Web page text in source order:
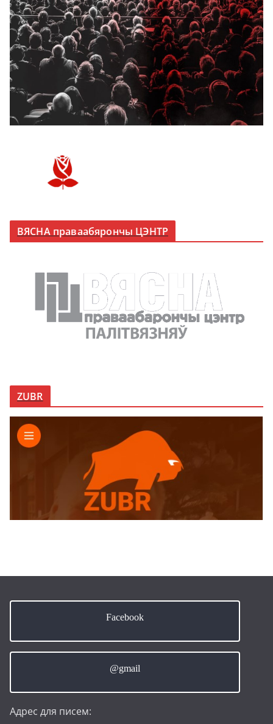
ВЯСНА праваабярончы ЦЭНТР
ZUBR
Facebook
@gmail
Адрес для писем: